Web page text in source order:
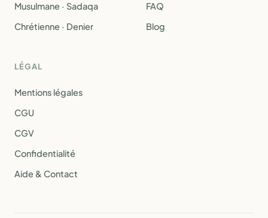
Musulmane · Sadaqa
Chrétienne · Denier
FAQ
Blog
LÉGAL
Mentions légales
CGU
CGV
Confidentialité
Aide & Contact